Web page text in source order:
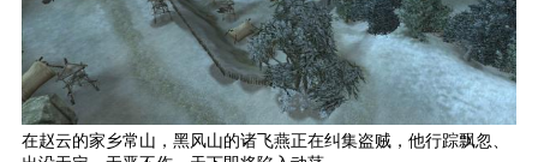
在赵云的家乡常山，黑风山的诸飞燕正在纠集盗贼，他行踪飘忽、